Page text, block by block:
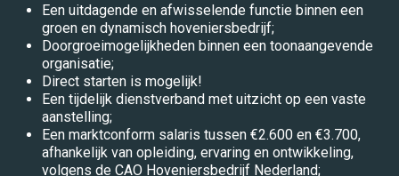
Een uitdagende en afwisselende functie binnen een
groen en dynamisch hoveniersbedrijf;
Doorgroeimogelijkheden binnen een toonaangevende
organisatie;
Direct starten is mogelijk!
Een tijdelijk dienstverband met uitzicht op een vaste
aanstelling;
Een marktconform salaris tussen €2.600 en €3.700,
afhankelijk van opleiding, ervaring en ontwikkeling,
volgens de CAO Hoveniersbedrijf Nederland;
Timmerbedrijf
Transport
UTA
Verkoop
Winkel